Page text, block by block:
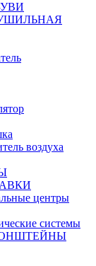
воздуха
центры
системы